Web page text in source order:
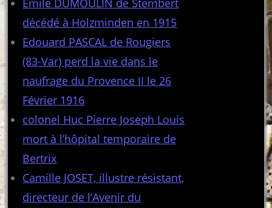
décédé à Holzminden en 1915
Edouard PASCAL de Rougiers
(83-Var) perd la vie dans le
naufrage du Provence II le 26
Février 1916
colonel Huc Pierre Joseph Louis
mort à l’hôpital temporaire de
Bertrix
Camille JOSET, illustre résistant,
directeur de l’Avenir du